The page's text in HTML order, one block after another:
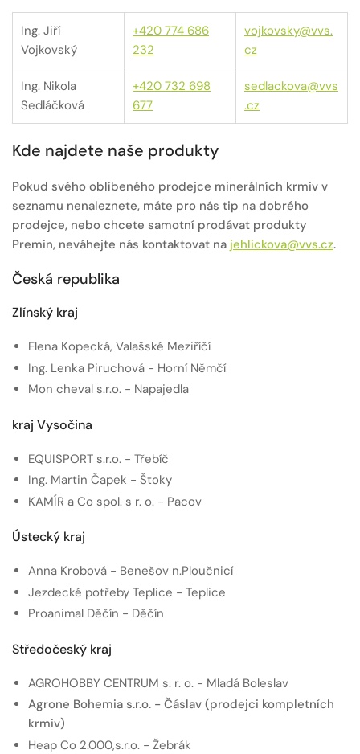
Ing. Jiří
Vojkovský
+420 774 686
232
vojkovsky@vvs.
cz
Ing. Nikola
Sedláčková
+420 732 698
677
sedlackova@vvs
.cz
Kde najdete naše produkty
Pokud svého oblíbeného prodejce minerálních krmiv v
seznamu nenaleznete, máte pro nás tip na dobrého
prodejce, nebo chcete samotní prodávat produkty
Premin, neváhejte nás kontaktovat na jehlickova@vvs.cz.
Česká republika
Zlínský kraj
Elena Kopecká, Valašské Meziříčí
Ing. Lenka Piruchová - Horní Němčí
Mon cheval s.r.o. - Napajedla
kraj Vysočina
EQUISPORT s.r.o. - Třebíč
Ing. Martin Čapek - Štoky
KAMÍR a Co spol. s r. o. - Pacov
Ústecký kraj
Anna Krobová - Benešov n.Ploučnicí
Jezdecké potřeby Teplice - Teplice
Proanimal Děčín - Děčín
Středočeský kraj
AGROHOBBY CENTRUM s. r. o. - Mladá Boleslav
Agrone Bohemia s.r.o. - Čáslav (prodejci kompletních
krmiv)
Heap Co 2.000,s.r.o. - Žebrák